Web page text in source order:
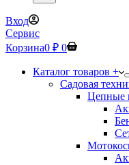
Вход
Сервис
Корзина0 ₽ 0
Каталог товаров +
Садовая
Цепные